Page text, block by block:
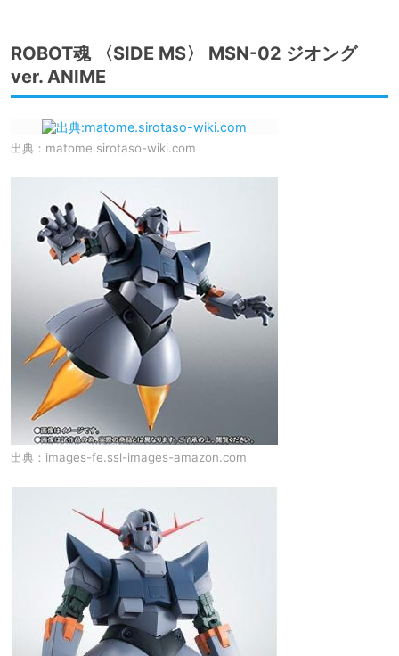
ROBOT魂 〈SIDE MS〉 MSN-02 ジオング
ver. ANIME
出典： matome.sirotaso-wiki.com
出典： images-fe.ssl-images-amazon.com